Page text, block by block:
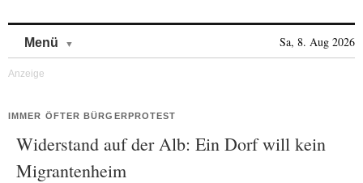
Menü Sa, 8. Aug 2026
IMMER ÖFTER BÜRGERPROTEST
Widerstand auf der Alb: Ein Dorf will kein
Migrantenheim